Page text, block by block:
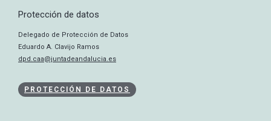
Protección de datos
Delegado de Protección de Datos
Eduardo A. Clavijo Ramos
dpd.caa@juntadeandalucia.es
PROTECCIÓN DE DATOS